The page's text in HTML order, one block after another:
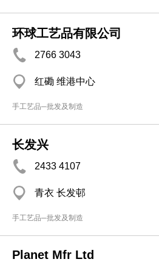
环球工艺品有限公司
2766 3043
红磡 维港中心
手工艺品─批发及制造
长发兴
2433 4107
青衣 长发邨
手工艺品─批发及制造
Planet Mfr Ltd